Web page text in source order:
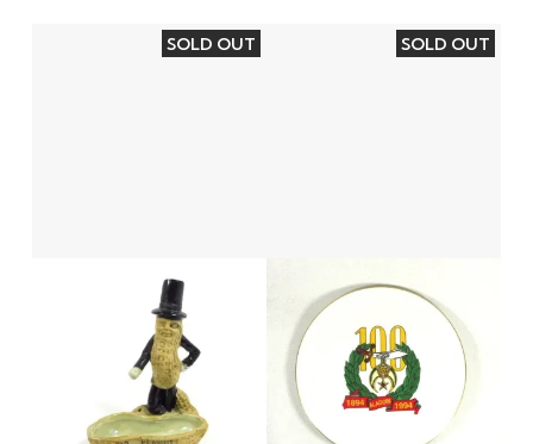
SOLD OUT SOLD OUT